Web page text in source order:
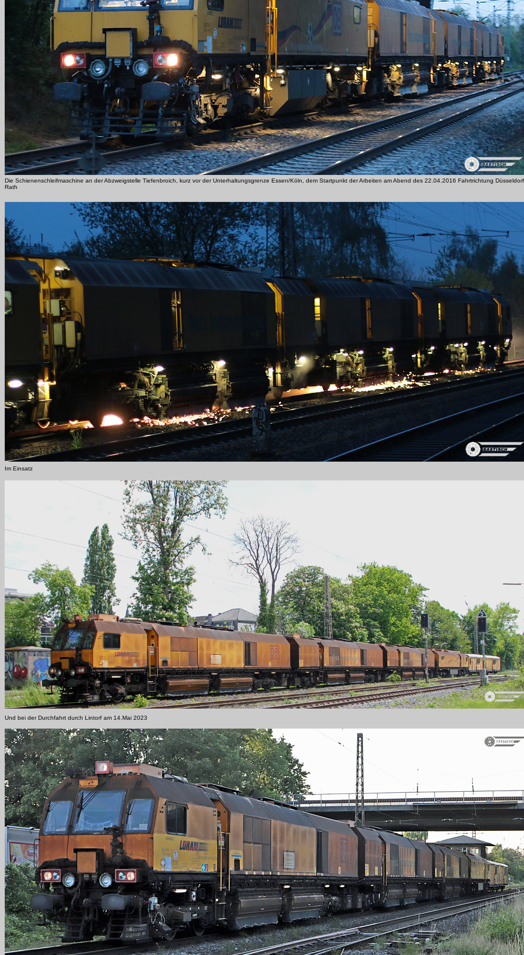
Die Schienenschleifmaschine an der Abzweigstelle Tiefenbroich, kurz vor der Unterhaltungsgrenze Essen/Köln, dem Startpunkt der Arbeiten am Abend des 22.04.2016 Fahrtrichtung
Rath
Im Einsatz
Und bei der Durchfahrt durch Lintorf am 14.Mai 2023